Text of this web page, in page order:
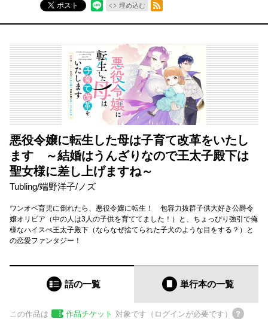
ポスト
埋め込む
悪役令嬢に転生した母は子育て改革をいたし
ます ～結婚はうんざりなので王太子殿下は
聖女様に差し上げますね～
Tubling/端野洋子/ ノズ
ワンオペ育児に倒れたら、悪役令嬢に転生！ 包容力抜群子供大好き公爵令
嬢オリビア（中の人は3人の子供を育ててました！）と、ちょっぴり強引で俺
様なハイスぺ王太子殿下（ならなぜ捨てられた子犬のような目をする？）と
の恋愛ファンタジー！
話の一覧 単行本の一覧
この作品は 作品チケット 対象です（ログインが必要です）